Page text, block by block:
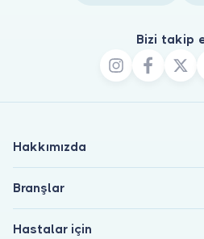
Bizi takip
Hakkımızda
Branşlar
Hastalar için